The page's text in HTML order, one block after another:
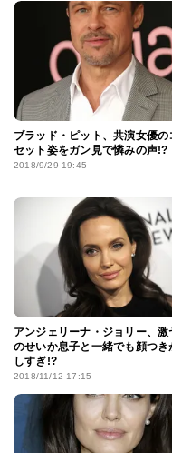
ブラッド・ピット、共演女優の
セット姿をガン見で憐みの声!?
2018/9/29 19:45
アンジェリーナ・ジョリー、激
のせいか息子と一緒でも顔つき
しすぎ!?
2018/11/12 17:15